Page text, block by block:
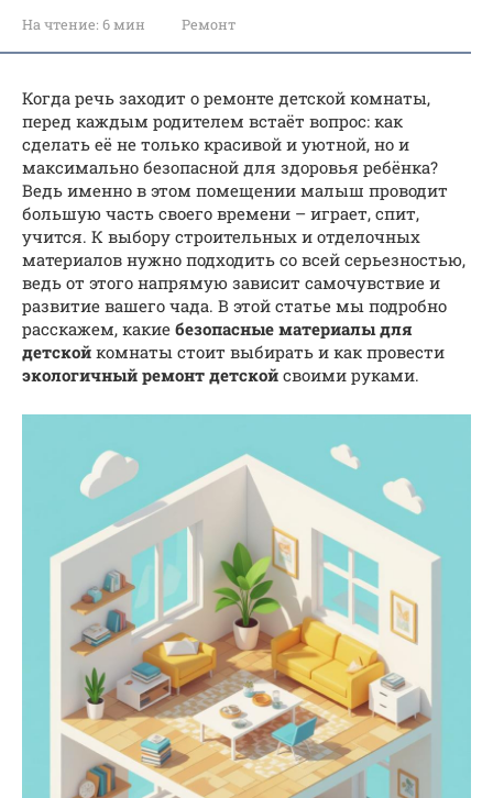
На чтение: 6 мин Ремонт
Когда речь заходит о ремонте детской комнаты,
перед каждым родителем встаёт вопрос: как
сделать её не только красивой и уютной, но и
максимально безопасной для здоровья ребёнка?
Ведь именно в этом помещении малыш проводит
большую часть своего времени – играет, спит,
учится. К выбору строительных и отделочных
материалов нужно подходить со всей серьезностью,
ведь от этого напрямую зависит самочувствие и
развитие вашего чада. В этой статье мы подробно
расскажем, какие безопасные материалы для
детской комнаты стоит выбирать и как провести
экологичный ремонт детской своими руками.